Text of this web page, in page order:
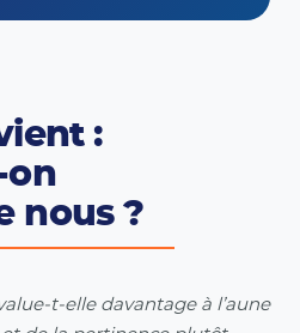
:
on
nous ?
t-elle davantage à l’aune